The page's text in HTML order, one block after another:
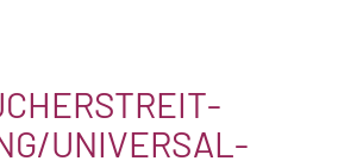
UNIVERSAL­